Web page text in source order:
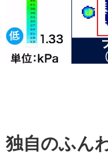
独自のふん